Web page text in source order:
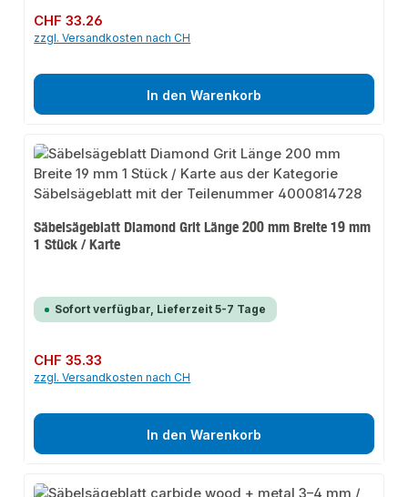
Regulärer Preis:
CHF 33.26
zzgl. Versandkosten nach CH
In den Warenkorb
Säbelsägeblatt Diamond Grit Länge 200 mm Breite 19 mm
1 Stück / Karte
Sofort verfügbar, Lieferzeit 5-7 Tage
Regulärer Preis:
CHF 35.33
zzgl. Versandkosten nach CH
In den Warenkorb